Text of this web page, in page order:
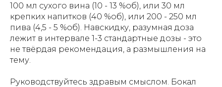
100 мл сухого вина (10 - 13 %об), или 30 мл
крепких напитков (40 %об), или 200 - 250 мл
пива (4,5 - 5 %об). Навскидку, разумная доза
лежит в интервале 1-3 стандартные дозы - это
не твёрдая рекомендация, а размышления на
тему.
Руководствуйтесь здравым смыслом. Бокал